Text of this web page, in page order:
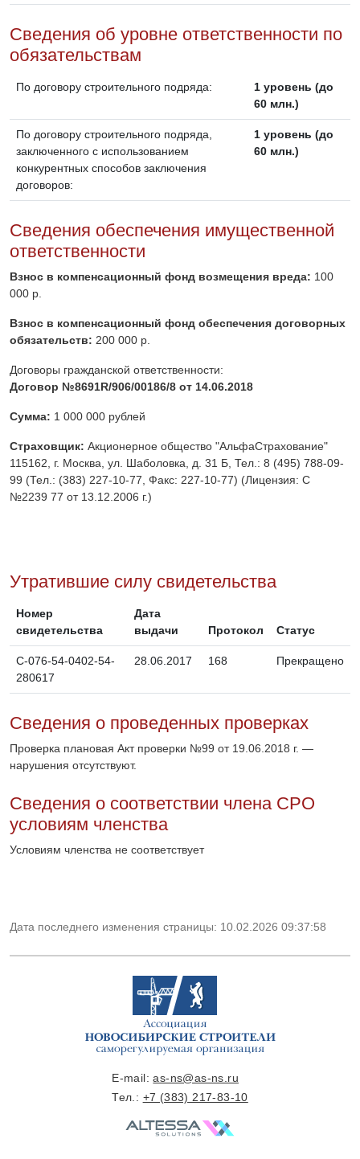
Сведения об уровне ответственности по
обязательствам
По договору строительного подряда:
1 уровень (до
60 млн.)
По договору строительного подряда,
заключенного с использованием
конкурентных способов заключения
договоров:
1 уровень (до
60 млн.)
Сведения обеспечения имущественной
ответственности
Взнос в компенсационный фонд возмещения вреда: 100
000 р.
Взнос в компенсационный фонд обеспечения договорных
обязательств: 200 000 р.
Договоры гражданской ответственности:
Договор №8691R/906/00186/8 от 14.06.2018
Сумма: 1 000 000 рублей
Страховщик: Акционерное общество "АльфаСтрахование"
115162, г. Москва, ул. Шаболовка, д. 31 Б, Тел.: 8 (495) 788-09-
99 (Тел.: (383) 227-10-77, Факс: 227-10-77) (Лицензия: C
№2239 77 от 13.12.2006 г.)
Утратившие силу свидетельства
Номер
свидетельства
Дата
выдачи
Протокол Статус
C-076-54-0402-54-
280617
28.06.2017 168 Прекращено
Сведения о проведенных проверках
Проверка плановая Акт проверки №99 от 19.06.2018 г. —
нарушения отсутствуют.
Сведения о соответствии члена СРО
условиям членства
Условиям членства не соответствует
Дата последнего изменения страницы: 10.02.2026 09:37:58
E-mail:as-ns@as-ns.ru
Тел.: +7 (383) 217-83-10